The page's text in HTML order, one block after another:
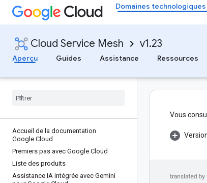
Domaines technologiques
Cloud Service Mesh v1.23
Aperçu
Guides Assistance Ressources
Accueil de la documentation
Google Cloud
Premiers pas avec Google Cloud
Liste des produits
Assistance IA intégrée avec Gemini
Vous